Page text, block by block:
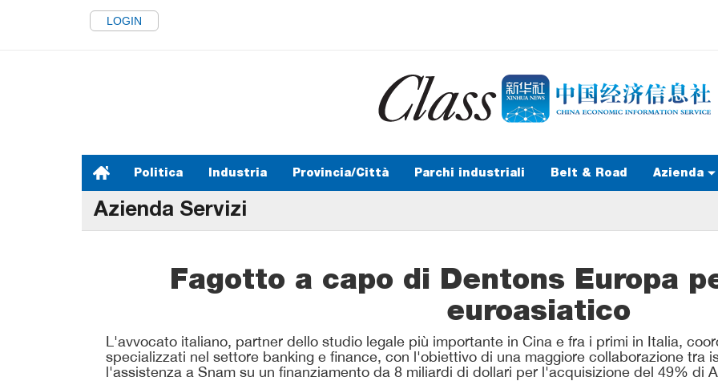
LOGIN
Politica Industria Provincia/Città Parchi industriali Belt & Road Azienda
Azienda Servizi
Fagotto a capo di Dentons Europa
euroasiatico
L'avvocato italiano, partner dello studio legale più importante in Cina e fra i primi in Italia,
specializzati nel settore banking e finance, con l'obiettivo di una maggiore collaborazione tra
l'assistenza a Snam su un finanziamento da 8 miliardi di dollari per l'acquisizione del 49% di